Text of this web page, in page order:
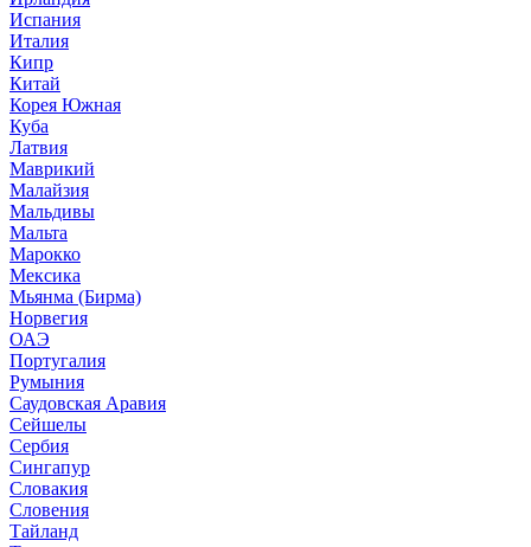
Испания
Италия
Кипр
Китай
Корея Южная
Куба
Латвия
Маврикий
Малайзия
Мальдивы
Мальта
Марокко
Мексика
Мьянма (Бирма)
Норвегия
ОАЭ
Португалия
Румыния
Саудовская Аравия
Сейшелы
Сербия
Сингапур
Словакия
Словения
Тайланд